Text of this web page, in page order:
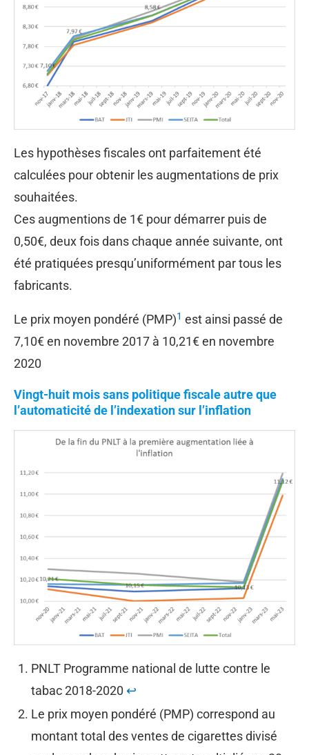
Les hypothèses fiscales ont parfaitement été
calculées pour obtenir les augmentations de prix
souhaitées.
Ces augmentions de 1€ pour démarrer puis de
0,50€, deux fois dans chaque année suivante, ont
été pratiquées presqu’uniformément par tous les
fabricants.
Le prix moyen pondéré (PMP)1 est ainsi passé de
7,10€ en novembre 2017 à 10,21€ en novembre
2020
Vingt-huit mois sans politique fiscale autre que
l’automaticité de l’indexation sur l’inflation
PNLT Programme national de lutte contre le
tabac 2018-2020 ↩︎
Le prix moyen pondéré (PMP) correspond au
montant total des ventes de cigarettes divisé